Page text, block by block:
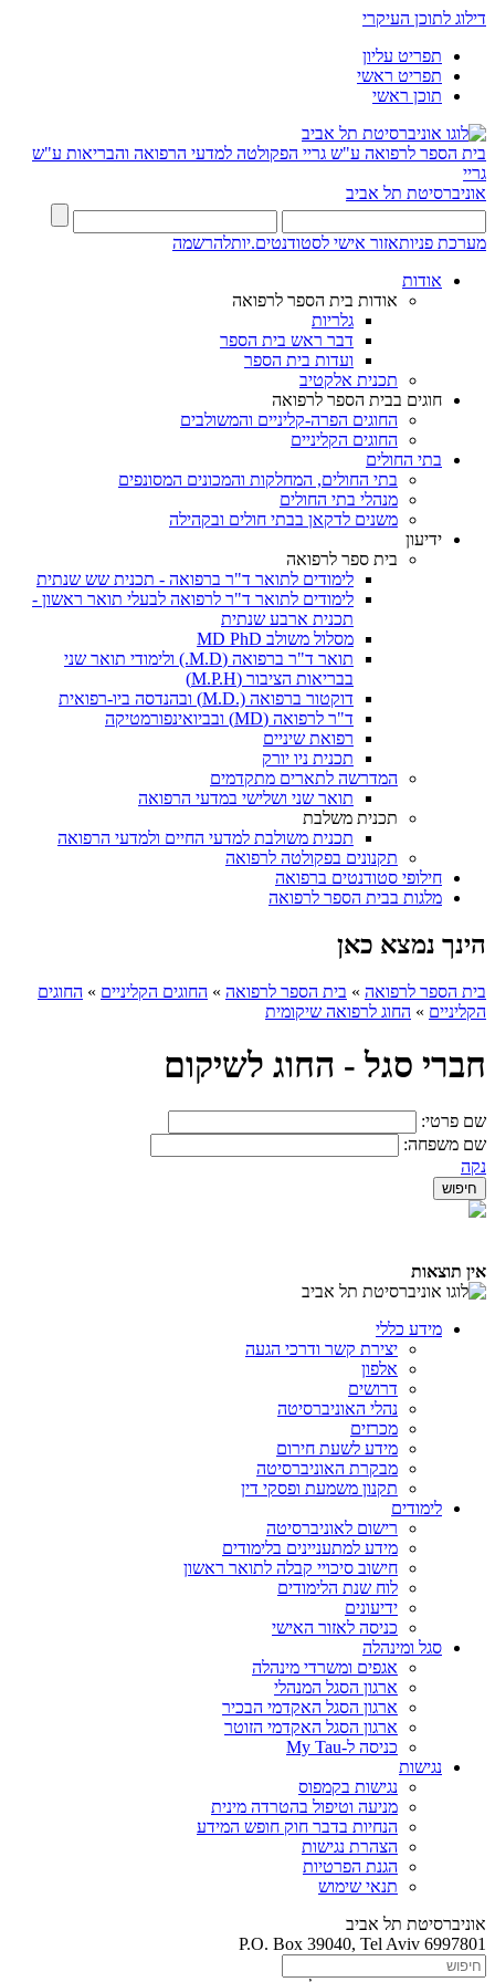
דילוג לתוכן העיקרי
תפריט עליון
תפריט ראשי
תוכן ראשי
בית הספר לרפואה ע"ש גריי הפקולטה למדעי הרפואה והבריאות ע"ש
גריי
אוניברסיטת תל אביב
מערכת פניותאזור אישי לסטודנטים.יותלהרשמה
אודות
אודות בית הספר לרפואה
גלריות
דבר ראש בית הספר
ועדות בית הספר
תכנית אלקטיב
חוגים בבית הספר לרפואה
החוגים הפרה-קליניים והמשולבים
החוגים הקליניים
בתי החולים
בתי החולים, המחלקות והמכונים המסונפים
מנהלי בתי החולים
משנים לדקאן בבתי חולים ובקהילה
ידיעון
בית ספר לרפואה
לימודים לתואר ד"ר ברפואה - תכנית שש שנתית
לימודים לתואר ד"ר לרפואה לבעלי תואר ראשון -
תכנית ארבע שנתית
מסלול משולב MD PhD
תואר ד"ר ברפואה (M.D.) ולימודי תואר שני
בבריאות הציבור (M.P.H)
דוקטור ברפואה (.M.D) ובהנדסה ביו-רפואית
ד"ר לרפואה (MD) ובביואינפורמטיקה
רפואת שיניים
תכנית ניו יורק
המדרשה לתארים מתקדמים
תואר שני ושלישי במדעי הרפואה
תכנית משלבת
תכנית משולבת למדעי החיים ולמדעי הרפואה
תקנונים בפקולטה לרפואה
חילופי סטודנטים ברפואה
מלגות בבית הספר לרפואה
הינך נמצא כאן
בית הספר לרפואה » בית הספר לרפואה » החוגים הקליניים » החוגים
הקליניים » החוג לרפואה שיקומית
חברי סגל - החוג לשיקום
שם פרטי:
שם משפחה:
נקה
אין תוצאות
מידע כללי
יצירת קשר ודרכי הגעה
אלפון
דרושים
נהלי האוניברסיטה
מכרזים
מידע לשעת חירום
מבקרת האוניברסיטה
תקנון משמעת ופסקי דין
לימודים
רישום לאוניברסיטה
מידע למתעניינים בלימודים
חישוב סיכויי קבלה לתואר ראשון
לוח שנת הלימודים
ידיעונים
כניסה לאזור האישי
סגל ומינהלה
אגפים ומשרדי מינהלה
ארגון הסגל המנהלי
ארגון הסגל האקדמי הבכיר
ארגון הסגל האקדמי הזוטר
כניסה ל-My Tau
נגישות
נגישות בקמפוס
מניעה וטיפול בהטרדה מינית
הנחיות בדבר חוק חופש המידע
הצהרת נגישות
הגנת הפרטיות
תנאי שימוש
אוניברסיטת תל אביב
P.O. Box 39040, Tel Aviv 6997801